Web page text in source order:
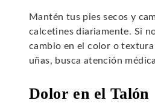
Mantén tus pies secos y
calcetines diariamente. Si
cambio en el color o
uñas, busca atención
Dolor en el Talón